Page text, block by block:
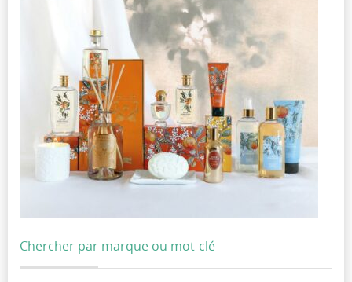
Chercher par marque ou mot-clé